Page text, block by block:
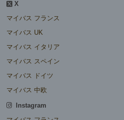
X
マイバス フランス
マイバス UK
マイバス イタリア
マイバス スペイン
マイバス ドイツ
マイバス 中欧
Instagram